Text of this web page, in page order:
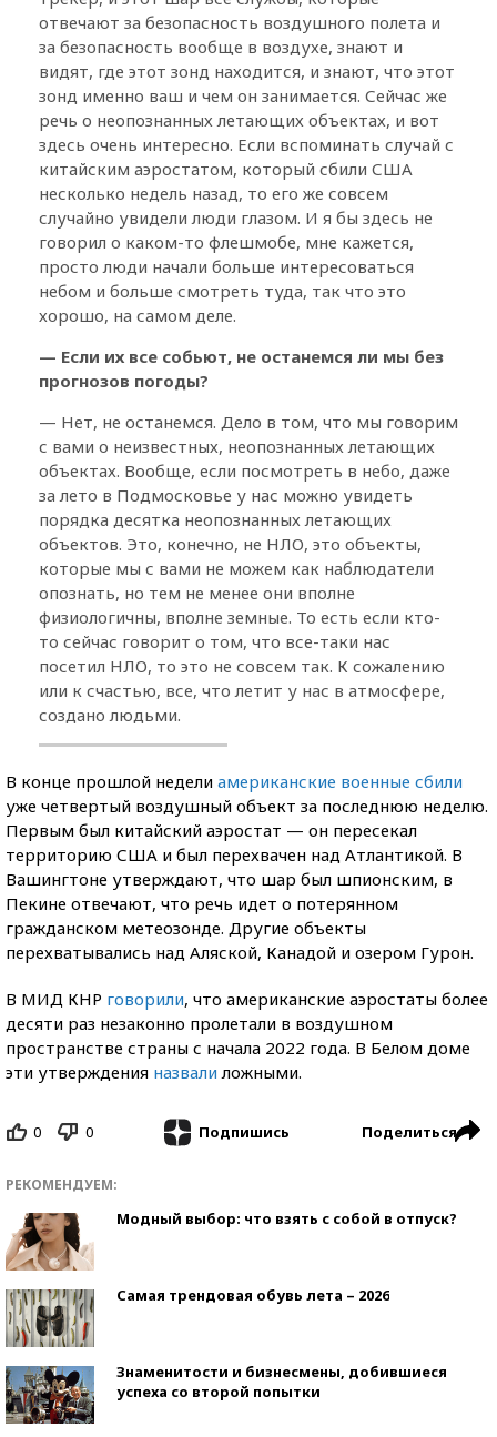
отвечают за безопасность воздушного полета и
за безопасность вообще в воздухе, знают и
видят, где этот зонд находится, и знают, что этот
зонд именно ваш и чем он занимается. Сейчас же
речь о неопознанных летающих объектах, и вот
здесь очень интересно. Если вспоминать случай с
китайским аэростатом, который сбили США
несколько недель назад, то его же совсем
случайно увидели люди глазом. И я бы здесь не
говорил о каком-то флешмобе, мне кажется,
просто люди начали больше интересоваться
небом и больше смотреть туда, так что это
хорошо, на самом деле.
— Если их все собьют, не останемся ли мы без
прогнозов погоды?
— Нет, не останемся. Дело в том, что мы говорим
с вами о неизвестных, неопознанных летающих
объектах. Вообще, если посмотреть в небо, даже
за лето в Подмосковье у нас можно увидеть
порядка десятка неопознанных летающих
объектов. Это, конечно, не НЛО, это объекты,
которые мы с вами не можем как наблюдатели
опознать, но тем не менее они вполне
физиологичны, вполне земные. То есть если кто-
то сейчас говорит о том, что все-таки нас
посетил НЛО, то это не совсем так. К сожалению
или к счастью, все, что летит у нас в атмосфере,
создано людьми.
В конце прошлой недели американские военные сбили
уже четвертый воздушный объект за последнюю неделю.
Первым был китайский аэростат — он пересекал
территорию США и был перехвачен над Атлантикой. В
Вашингтоне утверждают, что шар был шпионским, в
Пекине отвечают, что речь идет о потерянном
гражданском метеозонде. Другие объекты
перехватывались над Аляской, Канадой и озером Гурон.
В МИД КНР говорили, что американские аэростаты более
десяти раз незаконно пролетали в воздушном
пространстве страны с начала 2022 года. В Белом доме
эти утверждения назвали ложными.
0 0 Подпишись Поделиться
РЕКОМЕНДУЕМ:
Модный выбор: что взять с собой в отпуск?
Самая трендовая обувь лета – 2026
Знаменитости и бизнесмены, добившиеся
успеха со второй попытки